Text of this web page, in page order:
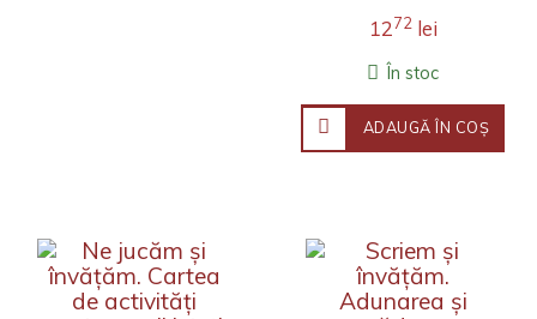
1272lei
În stoc
ADAUGĂ ÎN COŞ